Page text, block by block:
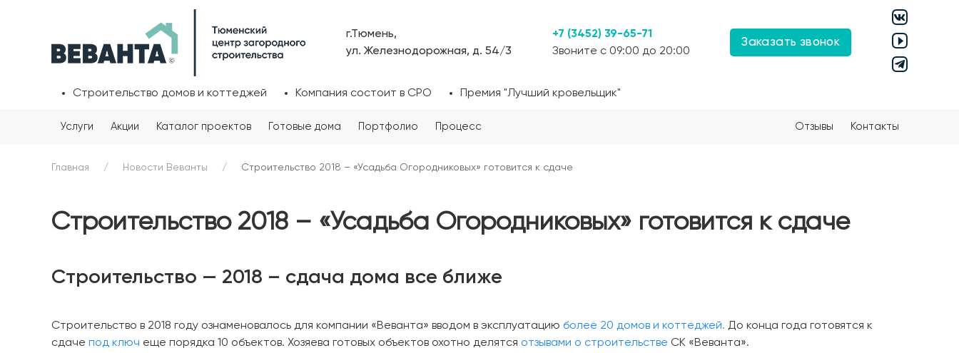
г.Тюмень,
ул. Железнодорожная, д. 54/3
+7 (3452) 39-65-71
Звоните с 09:00 до 20:00
Заказать звонок
Строительство домов и коттеджей Компания состоит в СРО Премия "Лучший кровельщик"
Услуги Акции Каталог проектов Готовые дома Портфолио Процесс Отзывы Контакты
Главная Новости Веванты Строительство 2018 – «Усадьба Огородниковых» готовится к сдаче
Строительство 2018 – «Усадьба Огородниковых» готовится к сдаче
Строительство — 2018 – сдача дома все ближе
Строительство в 2018 году ознаменовалось для компании «Веванта» вводом в эксплуатацию более 20 домов и коттеджей. До конца года готовятся к
сдаче под ключ еще порядка 10 объектов. Хозяева готовых объектов охотно делятся отзывами о строительстве СК «Веванта».